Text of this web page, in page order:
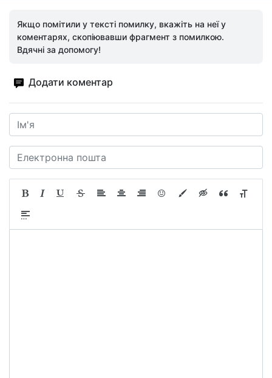
Якщо помітили у тексті помилку, вкажіть на неї у
коментарях, скопіювавши фрагмент з помилкою.
Вдячні за допомогу!
Додати коментар